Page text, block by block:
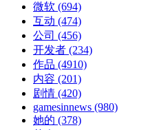
微软 (694)
互动 (474)
公司 (456)
开发者 (234)
作品 (4910)
内容 (201)
剧情 (420)
gamesinnews (980)
她的 (378)